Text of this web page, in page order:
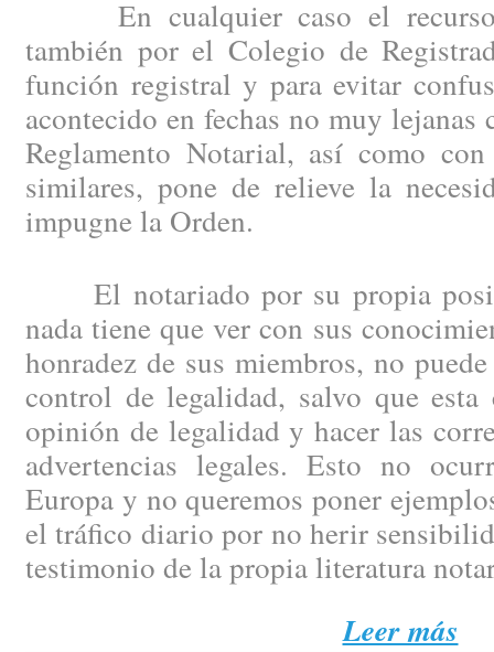
En cualquier caso el recurso
también por el Colegio de
función registral y para evitar
acontecido en fechas no muy
Reglamento Notarial, así como
similares, pone de relieve la
impugne la Orden.
El notariado por su propia
nada tiene que ver con sus
honradez de sus miembros, no
control de legalidad, salvo que
opinión de legalidad y hacer las
advertencias legales. Esto no
Europa y no queremos poner
el tráfico diario por no herir
testimonio de la propia literatura
Leer más